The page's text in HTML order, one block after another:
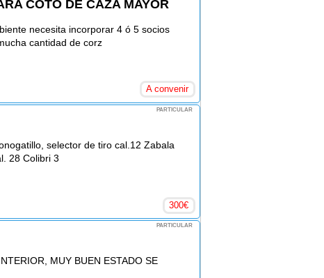
COTO DE CAZA MAYOR
necesita incorporar 4 ó 5 socios
cantidad de corz
A convenir
PARTICULAR
selector de tiro cal.12 Zabala
28 Colibri 3
300€
PARTICULAR
MUY BUEN ESTADO SE